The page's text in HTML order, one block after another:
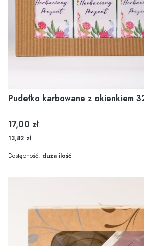
Pudełko karbowane z okienkiem
Cena
17,00 zł
13,82 zł
Dostępność: duża ilość